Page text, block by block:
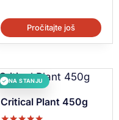
Pročitajte još
✓ NA STANJU
Critical Plant 450g